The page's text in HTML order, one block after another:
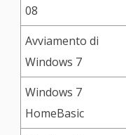
08
Avviamento di
Windows 7
Windows 7
HomeBasic